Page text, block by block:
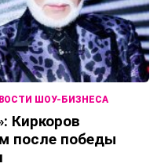
ШОУ-БИЗНЕСА
Киркоров
после победы